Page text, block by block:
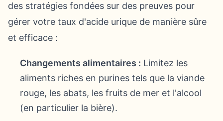
des stratégies fondées sur des preuves pour
gérer votre taux d'acide urique de manière sûre
et efficace :
Changements alimentaires : Limitez les
aliments riches en purines tels que la viande
rouge, les abats, les fruits de mer et l'alcool
(en particulier la bière).